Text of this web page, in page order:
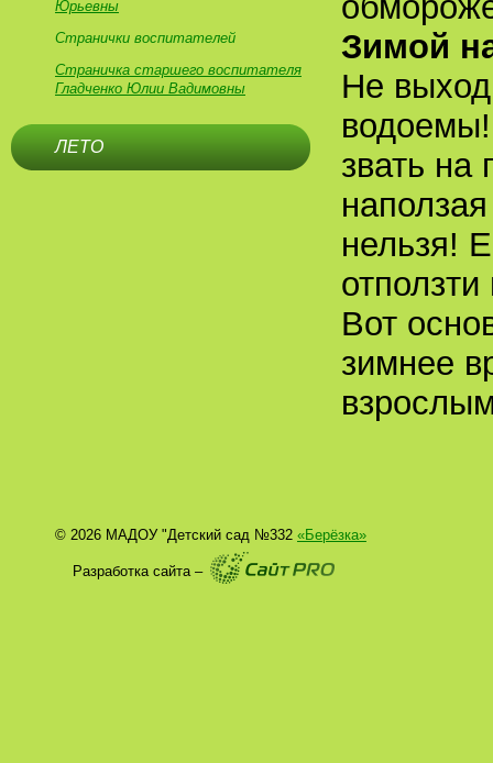
Юрьевны
Странички воспитателей
Страничка старшего воспитателя
Гладченко Юлии Вадимовны
ЛЕТО
Зимой
Не
звать на
нельзя!
Вот
зимнее
© 2026 МАДОУ "Детский сад №332 «Берёзка»
Разработка сайта –